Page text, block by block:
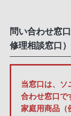
問い合わせ窓
修理相談窓口）
当窓口は、ソ
合わせ窓口で
家庭用商品（